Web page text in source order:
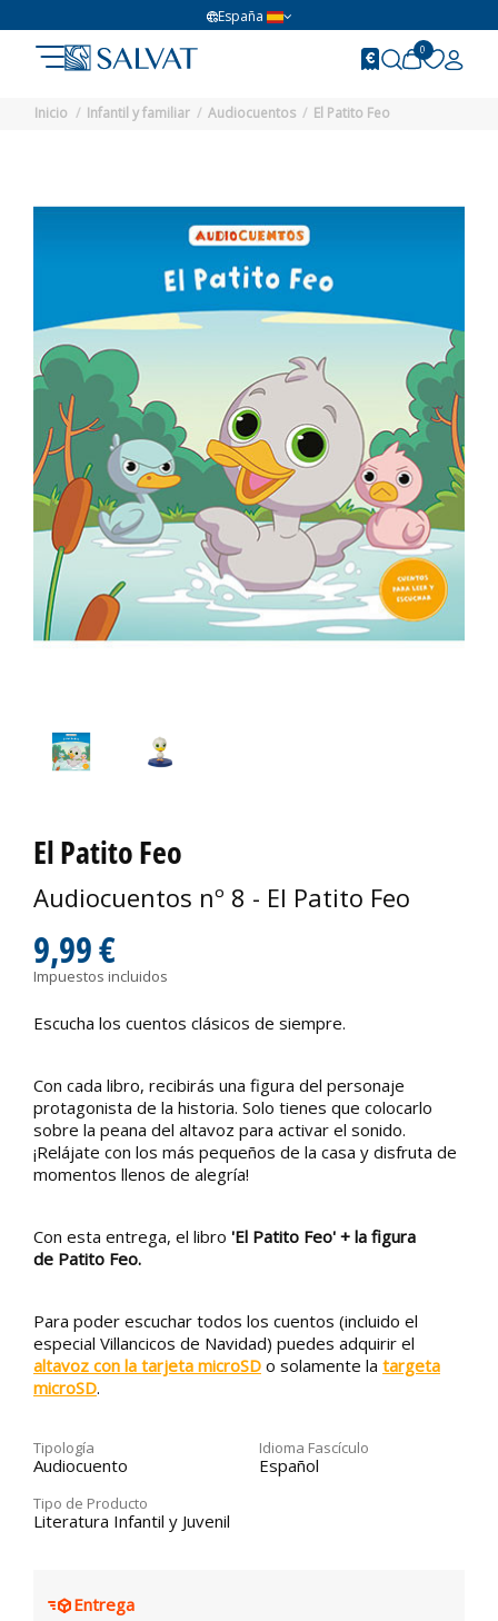
España
0
Inicio Infantil y familiar Audiocuentos El Patito Feo
El Patito Feo
Audiocuentos nº 8 - El Patito Feo
9,99 €
Impuestos incluidos
Escucha los cuentos clásicos de siempre.
Con cada libro, recibirás una figura del personaje
protagonista de la historia. Solo tienes que colocarlo
sobre la peana del altavoz para activar el sonido.
¡Relájate con los más pequeños de la casa y disfruta de
momentos llenos de alegría!
Con esta entrega, el libro 'El Patito Feo' + la figura
de Patito Feo.
Para poder escuchar todos los cuentos (incluido el
especial Villancicos de Navidad) puedes adquirir el
altavoz con la tarjeta microSD o solamente la targeta
microSD.
Tipología
Audiocuento
Idioma Fascículo
Español
Tipo de Producto
Literatura Infantil y Juvenil
Entrega